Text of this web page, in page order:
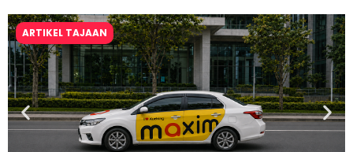
ARTIKEL TAJAAN